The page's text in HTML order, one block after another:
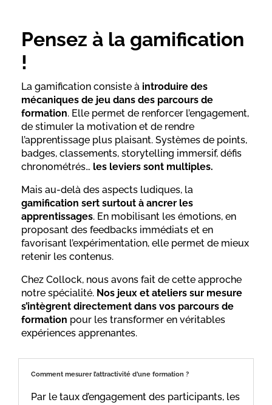
Pensez à la gamification
!
La gamification consiste à introduire des
mécaniques de jeu dans des parcours de
formation. Elle permet de renforcer l’engagement,
de stimuler la motivation et de rendre
l’apprentissage plus plaisant. Systèmes de points,
badges, classements, storytelling immersif, défis
chronométrés… les leviers sont multiples.
Mais au-delà des aspects ludiques, la
gamification sert surtout à ancrer les
apprentissages. En mobilisant les émotions, en
proposant des feedbacks immédiats et en
favorisant l’expérimentation, elle permet de mieux
retenir les contenus.
Chez Collock, nous avons fait de cette approche
notre spécialité. Nos jeux et ateliers sur mesure
s’intègrent directement dans vos parcours de
formation pour les transformer en véritables
expériences apprenantes.
Comment mesurer l’attractivité d’une formation ?
Par le taux d’engagement des participants, les